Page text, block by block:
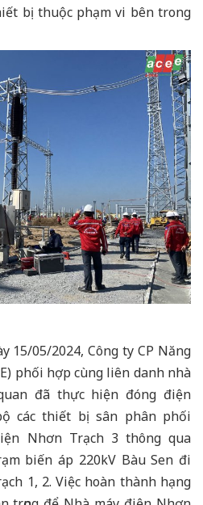
bị thuộc phạm vi bên trong
15/05/2024, Công ty CP Năng
phối hợp cùng liên danh nhà
đã thực hiện đóng điện
các thiết bị sân phân phối
Nhơn Trạch 3 thông qua
biến áp 220kV Bàu Sen đi
1, 2. Việc hoàn thành hạng